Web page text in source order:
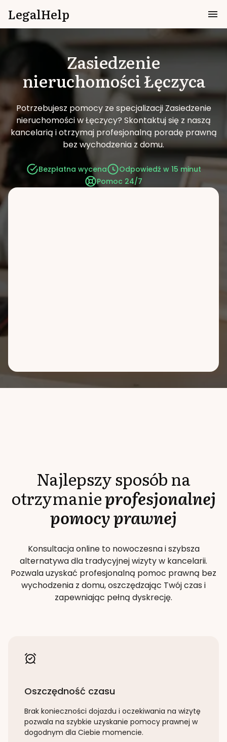
LegalHelp
Zasiedzenie
nieruchomościŁęczyca
Potrzebujesz pomocy ze specjalizacji Zasiedzenie
nieruchomości w Łęczycy? Skontaktuj się z naszą
kancelarią i otrzymaj profesjonalną poradę prawną
bez wychodzenia z domu.
Bezpłatna wycena
Odpowiedź w 15 minut
Pomoc 24/7
Najlepszy sposób na
otrzymanieprofesjonalnej
pomocy prawnej
Konsultacja online to nowoczesna i szybsza
alternatywa dla tradycyjnej wizyty w kancelarii.
Pozwala uzyskać profesjonalną pomoc prawną bez
wychodzenia z domu, oszczędzając Twój czas i
zapewniając pełną dyskrecję.
Oszczędność czasu
Brak konieczności dojazdu i oczekiwania na wizytę
pozwala na szybkie uzyskanie pomocy prawnej w
dogodnym dla Ciebie momencie.